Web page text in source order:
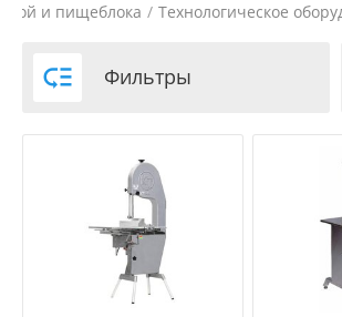
и пищеблока / Технологическое
 Фильтры